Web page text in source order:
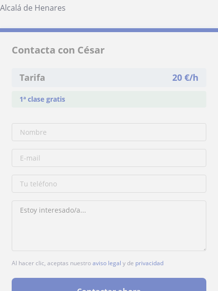
Alcalá de Henares
Contacta con César
Tarifa 20 €/h
1ª clase gratis
Al hacer clic, aceptas nuestroaviso legal y de privacidad